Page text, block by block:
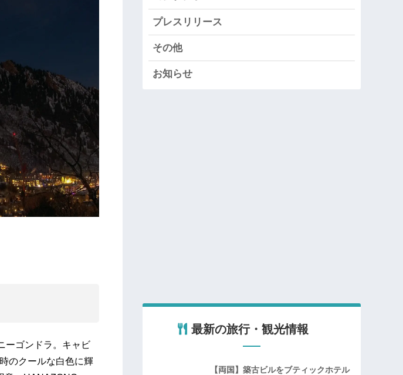
ーゴンドラ。キャビ
のクールな白色に輝
プレスリリース
その他
お知らせ
最新の旅行・観光情報
【両国】築古ビルをブティックホテル